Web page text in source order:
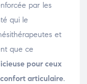
par les
qui le
et
que ce
pour ceux
articulaire.